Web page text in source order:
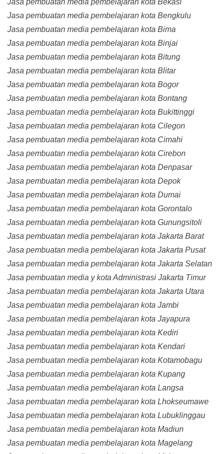
Jasa pembuatan media pembelajaran kota Bekasi
Jasa pembuatan media pembelajaran kota Bengkulu
Jasa pembuatan media pembelajaran kota Bima
Jasa pembuatan media pembelajaran kota Binjai
Jasa pembuatan media pembelajaran kota Bitung
Jasa pembuatan media pembelajaran kota Blitar
Jasa pembuatan media pembelajaran kota Bogor
Jasa pembuatan media pembelajaran kota Bontang
Jasa pembuatan media pembelajaran kota Bukittinggi
Jasa pembuatan media pembelajaran kota Cilegon
Jasa pembuatan media pembelajaran kota Cimahi
Jasa pembuatan media pembelajaran kota Cirebon
Jasa pembuatan media pembelajaran kota Denpasar
Jasa pembuatan media pembelajaran kota Depok
Jasa pembuatan media pembelajaran kota Dumai
Jasa pembuatan media pembelajaran kota Gorontalo
Jasa pembuatan media pembelajaran kota Gunungsitoli
Jasa pembuatan media pembelajaran kota Jakarta Barat
Jasa pembuatan media pembelajaran kota Jakarta Pusat
Jasa pembuatan media pembelajaran kota Jakarta Selatan
Jasa pembuatan media y kota Administrasi Jakarta Timur
Jasa pembuatan media pembelajaran kota Jakarta Utara
Jasa pembuatan media pembelajaran kota Jambi
Jasa pembuatan media pembelajaran kota Jayapura
Jasa pembuatan media pembelajaran kota Kediri
Jasa pembuatan media pembelajaran kota Kendari
Jasa pembuatan media pembelajaran kota Kotamobagu
Jasa pembuatan media pembelajaran kota Kupang
Jasa pembuatan media pembelajaran kota Langsa
Jasa pembuatan media pembelajaran kota Lhokseumawe
Jasa pembuatan media pembelajaran kota Lubuklinggau
Jasa pembuatan media pembelajaran kota Madiun
Jasa pembuatan media pembelajaran kota Magelang